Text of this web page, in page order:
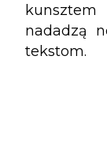
nadadzą
tekstom.